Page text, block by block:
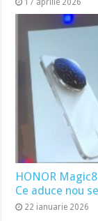
HONOR
Ce aduce nou
22 ianuarie 2026